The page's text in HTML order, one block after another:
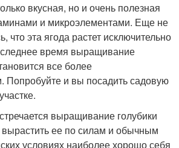
вкусная, но и очень полезная
и микроэлементами. Еще не
что эта ягода растет исключительно
время выращивание
все более
Попробуйте и вы посадить садовую
выращивание голубики
вырастить ее по силам и обычным
условиях наиболее хорошо себя